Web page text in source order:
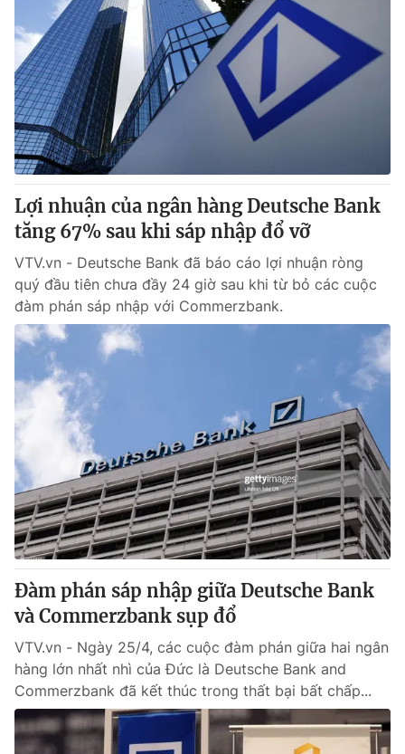
Lợi nhuận của ngân hàng Deutsche Bank
tăng 67% sau khi sáp nhập đổ vỡ
VTV.vn - Deutsche Bank đã báo cáo lợi nhuận ròng
quý đầu tiên chưa đầy 24 giờ sau khi từ bỏ các cuộc
đàm phán sáp nhập với Commerzbank.
Đàm phán sáp nhập giữa Deutsche Bank
và Commerzbank sụp đổ
VTV.vn - Ngày 25/4, các cuộc đàm phán giữa hai ngân
hàng lớn nhất nhì của Đức là Deutsche Bank and
Commerzbank đã kết thúc trong thất bại bất chấp...